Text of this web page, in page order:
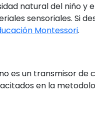
natural del niño y
sensoriales. Si
Montessori.
es un transmisor de
en la